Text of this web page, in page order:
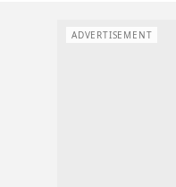
ADVERTISEMENT